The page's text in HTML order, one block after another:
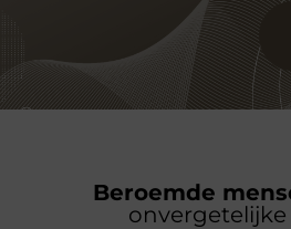
Beroemde
onvergetelijke